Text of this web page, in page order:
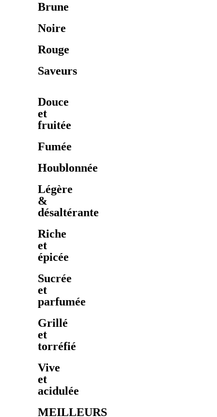
Brune
Noire
Rouge
Saveurs
Douce
et
fruitée
Fumée
Houblonnée
Légère
&
désaltérante
Riche
et
épicée
Sucrée
et
parfumée
Grillé
et
torréfié
Vive
et
acidulée
MEILLEURS